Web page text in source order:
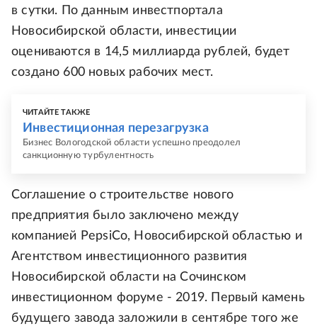
в сутки. По данным инвестпортала
Новосибирской области, инвестиции
оцениваются в 14,5 миллиарда рублей, будет
создано 600 новых рабочих мест.
ЧИТАЙТЕ ТАКЖЕ
Инвестиционная перезагрузка
Бизнес Вологодской области успешно преодолел
санкционную турбулентность
Соглашение о строительстве нового
предприятия было заключено между
компанией PepsiCo, Новосибирской областью и
Агентством инвестиционного развития
Новосибирской области на Сочинском
инвестиционном форуме - 2019. Первый камень
будущего завода заложили в сентябре того же